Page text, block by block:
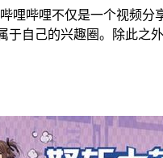
哔哩不仅是一个视频
于自己的兴趣圈。除此